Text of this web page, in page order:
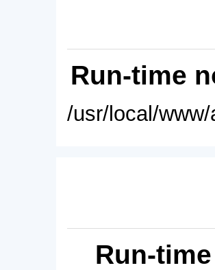
Run-time
/usr/local/
Run-